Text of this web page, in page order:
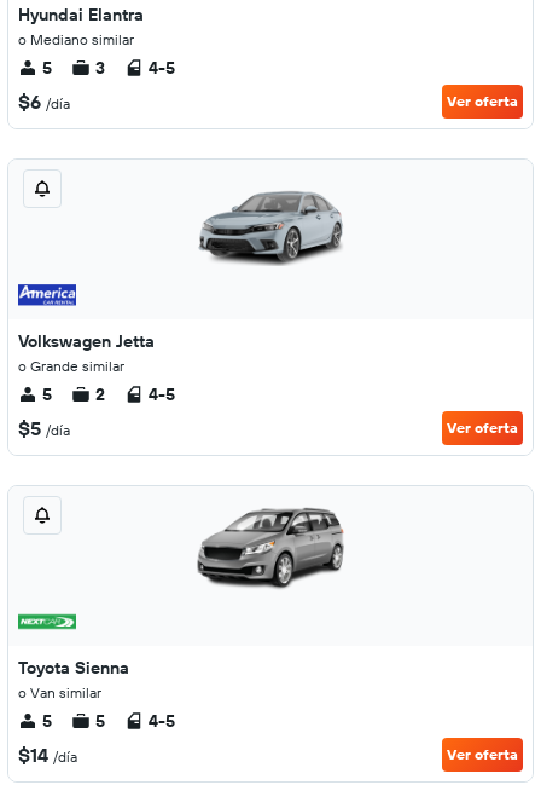
Hyundai Elantra
o Mediano similar
5 3 4-5
$6 /día Ver oferta
Volkswagen Jetta
o Grande similar
5 2 4-5
$5 /día Ver oferta
Toyota Sienna
o Van similar
5 5 4-5
$14 /día Ver oferta